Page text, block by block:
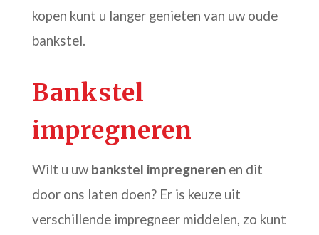
kopen kunt u langer genieten van uw oude
bankstel.
Bankstel
impregneren
Wilt u uw bankstel impregnerenen dit
door ons laten doen? Er is keuze uit
verschillende impregneer middelen, zo kunt